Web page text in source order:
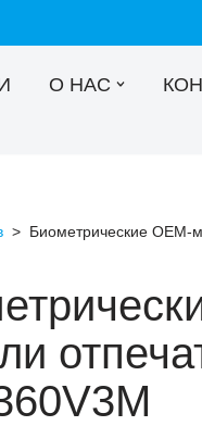
О НАС
> Биометрические OEM-